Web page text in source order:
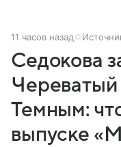
11 часов назад
Седокова
Темным:
выпуске